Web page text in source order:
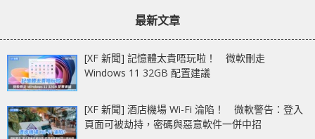
最新文章
[XF 新聞] 記憶體太貴唔玩啦！ 微軟刪走
Windows 11 32GB 配置建議
[XF 新聞] 酒店機場 Wi-Fi 淪陷！ 微軟警告：登入
頁面可被劫持，密碼與惡意軟件一併中招